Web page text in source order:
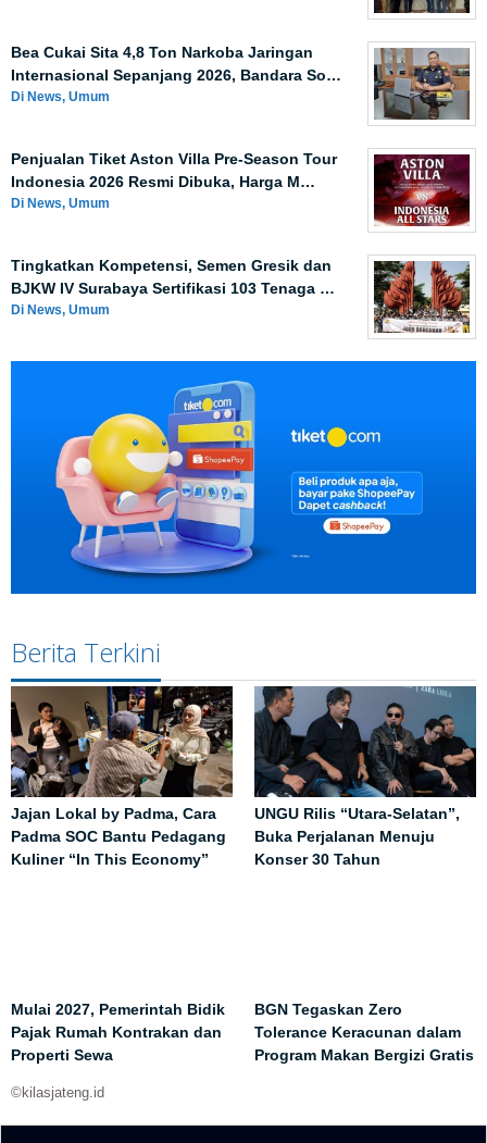
Bea Cukai Sita 4,8 Ton Narkoba Jaringan
Internasional Sepanjang 2026, Bandara So…
Di News, Umum
Penjualan Tiket Aston Villa Pre-Season Tour
Indonesia 2026 Resmi Dibuka, Harga M…
Di News, Umum
Tingkatkan Kompetensi, Semen Gresik dan
BJKW IV Surabaya Sertifikasi 103 Tenaga …
Di News, Umum
Berita Terkini
Jajan Lokal by Padma, Cara
Padma SOC Bantu Pedagang
Kuliner “In This Economy”
UNGU Rilis “Utara-Selatan”,
Buka Perjalanan Menuju
Konser 30 Tahun
Mulai 2027, Pemerintah Bidik
Pajak Rumah Kontrakan dan
Properti Sewa
BGN Tegaskan Zero
Tolerance Keracunan dalam
Program Makan Bergizi Gratis
©kilasjateng.id